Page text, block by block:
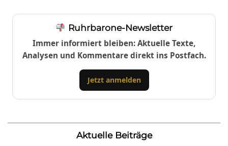
Ruhrbarone-Newsletter
Immer informiert bleiben: Aktuelle Texte,
Analysen und Kommentare direkt ins Postfach.
Jetzt anmelden
Aktuelle Beiträge